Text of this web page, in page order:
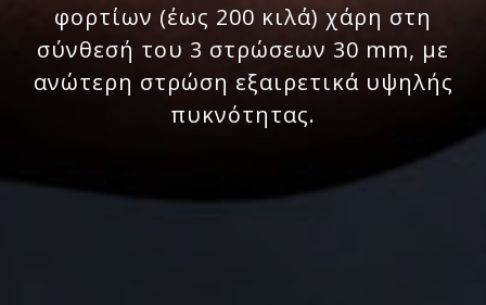
φορτίων (έως 200 κιλά) χάρη στη
σύνθεσή του 3 στρώσεων 30 mm, με
ανώτερη στρώση εξαιρετικά υψηλής
πυκνότητας.